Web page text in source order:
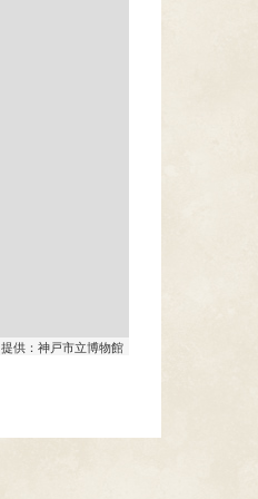
提供：神戸市立博物館